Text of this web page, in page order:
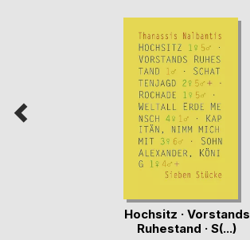
Hochsitz · Vorstands
Ruhestand · S(...)